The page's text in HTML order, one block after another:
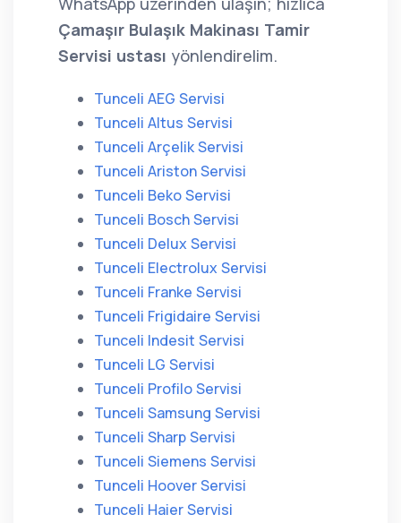
Çamaşır Bulaşık Makinası Tamir
Servisi ustası yönlendirelim.
Tunceli AEG Servisi
Tunceli Altus Servisi
Tunceli Arçelik Servisi
Tunceli Ariston Servisi
Tunceli Beko Servisi
Tunceli Bosch Servisi
Tunceli Delux Servisi
Tunceli Electrolux Servisi
Tunceli Franke Servisi
Tunceli Frigidaire Servisi
Tunceli Indesit Servisi
Tunceli LG Servisi
Tunceli Profilo Servisi
Tunceli Samsung Servisi
Tunceli Sharp Servisi
Tunceli Siemens Servisi
Tunceli Hoover Servisi
Tunceli Haier Servisi